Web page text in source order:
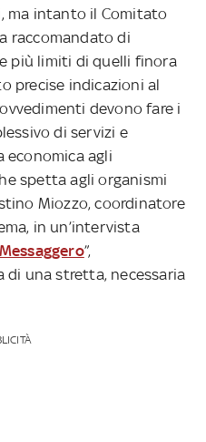
ma intanto il Comitato
raccomandato di
più limiti di quelli finora
precise indicazioni al
devono fare i
di servizi e
agli
spetta agli organismi
Miozzo, coordinatore
in un’intervista
”,
di una stretta, necessaria